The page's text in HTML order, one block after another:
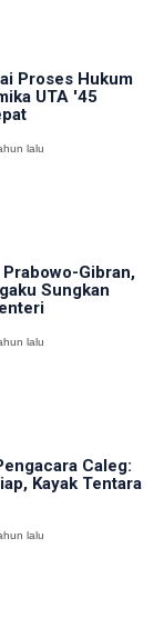
Proses Hukum
UTA '45
lalu
Gibran,
Sungkan
lalu
Caleg:
Kayak Tentara
lalu